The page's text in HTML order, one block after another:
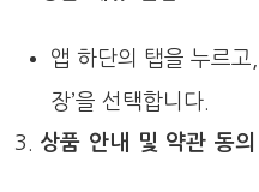
앱 하단의 탭을 누르고
장’을 선택합니다.
상품 안내 및 약관 동의